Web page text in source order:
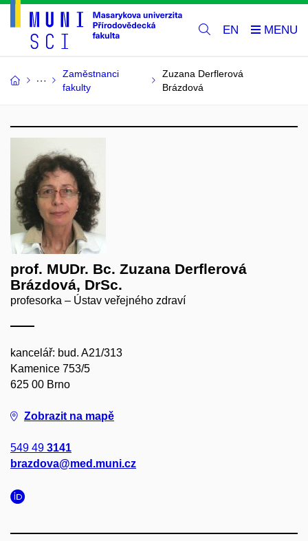
EN
Zaměstnanci
fakulty
Zuzana Derflerová
Brázdová
prof. MUDr. Bc. Zuzana Derflerová
Brázdová, DrSc.
profesorka – Ústav veřejného zdraví
kancelář: bud. A21/313
Kamenice 753/5
625 00 Brno
Zobrazit na mapě
549 49 3141
brazdova@med.muni.cz